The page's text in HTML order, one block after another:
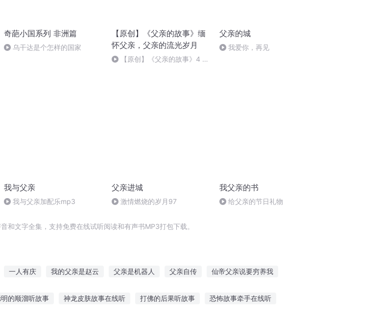
奇葩小国系列 非洲篇
乌干达是个怎样的国家
【原创】《父亲的故事》缅
怀父亲，父亲的流光岁月
【原创】《父亲的故事》4 父
父亲的城
我爱你，再见
我与父亲
我与父亲加配乐mp3
父亲进城
激情燃烧的岁月97
我父亲的书
给父亲的节日礼物
和文字全集，支持免费在线试听阅读和有声书MP3打包下载。
一人有庆 我的父亲是赵云 父亲是机器人 父亲自传 仙帝父亲说要穷养我
的顺溜听故事 神龙皮肤故事在线听 打佛的后果听故事 恐怖故事牵手在线听